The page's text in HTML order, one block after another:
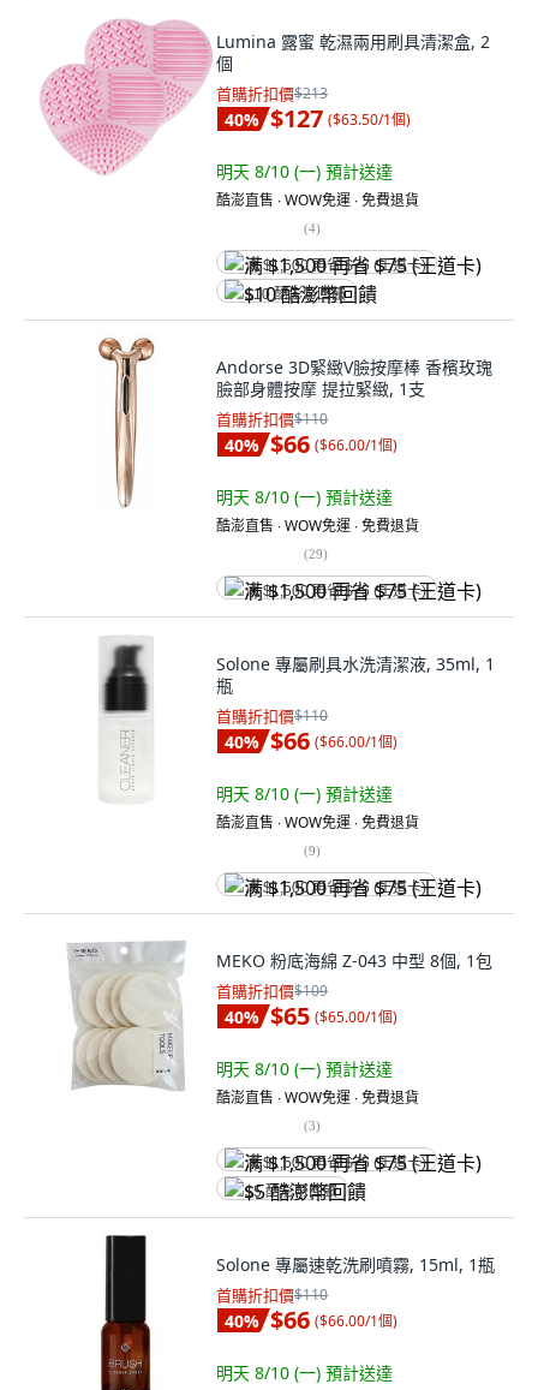
Lumina 露蜜 乾濕兩用刷具清潔盒, 2
個
首購折扣價$213
40% $127 ($63.50/1個)
明天 8/10 (一) 預計送達
酷澎直售 ∙ WOW免運 ∙ 免費退貨
(4)
满 $1,500 再省 $75 (王道卡)
$10 酷澎幣回饋
Andorse 3D緊緻V臉按摩棒 香檳玫瑰
臉部身體按摩 提拉緊緻, 1支
首購折扣價$110
40% $66 ($66.00/1個)
明天 8/10 (一) 預計送達
酷澎直售 ∙ WOW免運 ∙ 免費退貨
(29)
满 $1,500 再省 $75 (王道卡)
Solone 專屬刷具水洗清潔液, 35ml, 1
瓶
首購折扣價$110
40% $66 ($66.00/1個)
明天 8/10 (一) 預計送達
酷澎直售 ∙ WOW免運 ∙ 免費退貨
(9)
满 $1,500 再省 $75 (王道卡)
MEKO 粉底海綿 Z-043 中型 8個, 1包
首購折扣價$109
40% $65 ($65.00/1個)
明天 8/10 (一) 預計送達
酷澎直售 ∙ WOW免運 ∙ 免費退貨
(3)
满 $1,500 再省 $75 (王道卡)
$5 酷澎幣回饋
Solone 專屬速乾洗刷噴霧, 15ml, 1瓶
首購折扣價$110
40% $66 ($66.00/1個)
明天 8/10 (一) 預計送達